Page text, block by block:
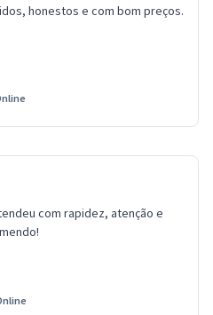
honestos e com bom preços.
com rapidez, atenção e